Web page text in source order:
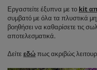
Εργαστείτε έξυπνα με το kit
συμβατό με όλα τα πλυστικά
βοηθήσει να καθαρίσετε τις
αποτελεσματικά.
Δείτεεδώπως ακριβώς